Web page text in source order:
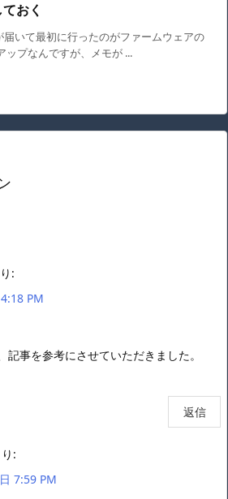
おく
届いて最初に行ったのがファームウェアの
ップなんですが、メモが ...
:
PM
事を参考にさせていただきました。
返信
:
7:59 PM